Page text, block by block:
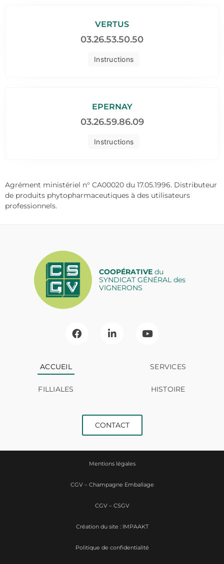
Instructions
VERTUS
03.26.53.50.50
Instructions
EPERNAY
03.26.59.86.09
Agrément ministériel n° CA00020 du 17.05.1996. Distributeur
de produits phytopharmaceutiques à des utilisateurs
professionnels.
COOPÉRATIVEdu
SYNDICAT GÉNÉRAL des
VIGNERONS
ACCUEIL SERVICES
FILLIALES HISTOIRE
CONTACT
Mentions légales
CGV – Champagne Emballage
CGV – CSGV
Politique de confidentialité
Création du site : IMPAAKT